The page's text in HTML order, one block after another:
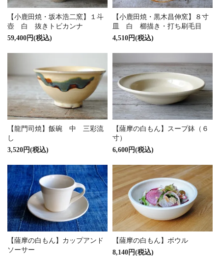
【小鹿田焼・坂本浩二窯】１斗
壺 白 抜きトビカンナ
59,400円(税込)
【小鹿田焼・黒木昌伸窯】８寸
皿 白 櫛描き・打ち刷毛目
4,510円(税込)
【龍門司焼】飯碗 中 三彩流
し
3,520円(税込)
【薩摩の白もん】スープ鉢（６
寸）
6,600円(税込)
【薩摩の白もん】カップアンド
ソーサー
【薩摩の白もん】ボウル
8,140円(税込)